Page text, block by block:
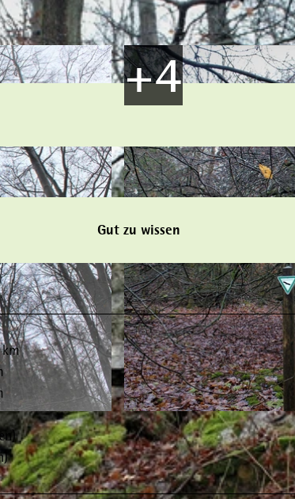
© Kurt Thurow, Stadtmarketing Bad Wildungen
Gut zu wissen